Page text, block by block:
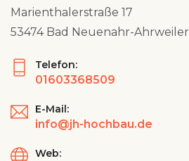
Marienthalerstraße 17
53474 Bad Neuenahr-Ahrweiler
Telefon:
01603368509
E-Mail:
info@jh-hochbau.de
Web: